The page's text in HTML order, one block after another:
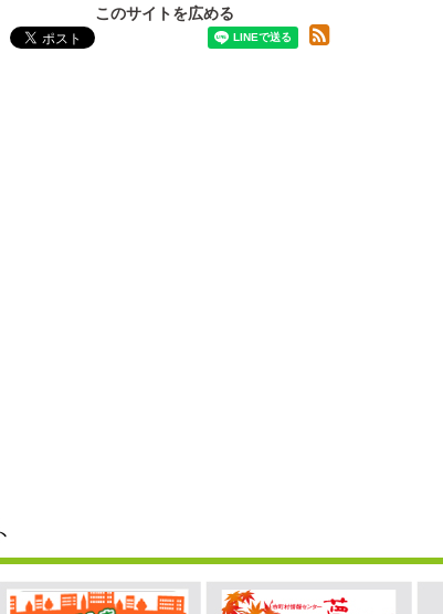
このサイトを広める